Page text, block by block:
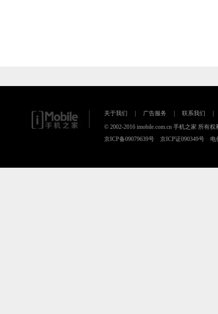
关于我们 广告服务 联系我们
© 2002-2016 imobile.com.cn 手机之家 所有
京ICP备09079639号 京ICP证090349号 电